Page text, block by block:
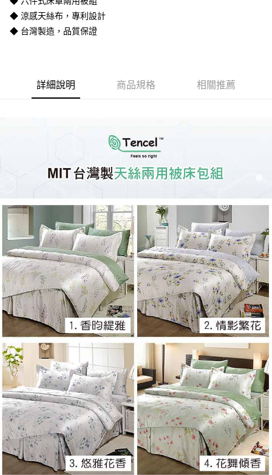
AFTEE先享後付
相關說明
１．簡單：不需註冊會員、不需綁卡、不需儲值。
２．便利：只要手機號碼，簡訊認證，即可結帳。
３．安心：先確認商品／服務後，再付款。
１．於結帳方式選擇「AFTEE先享後付」後，將跳轉至「AFTEE先享後付」
結帳頁面，進行簡訊認證並確認金額後，即可完成結帳。
２．訂單成立數日內，您將收到繳費通知簡訊。
３．收到繳費通知簡訊後14天內，點擊此簡訊中的連結，可透過四大超商／
ATM／網路銀行／等多元方式進行付款，方視為交易完成。
購買商品的店家。未經商家同意取消之訂單仍視為有效，需透過AFTEE先享
後付繳納相關費用。
※ 交易是否成功請以「AFTEE先享後付 」之結帳頁面顯示為準，若有關於
是否繳費成功／繳費後需取消欲退款等相關疑問，請聯繫「AFTEE先享後付
客戶支援中心」 https://netprotections.freshdesk.com/support/home
【注意事項】
１．透過由恩沛科技股份有限公司提供之「AFTEE先享後付」服務完成之交
易，需依本服務之必要範圍內提供個人資料，並將交易相關給付款項請求債
權轉讓予恩沛科技股份有限公司。
２．關於個人資料處理事宜，請瀏覽以下網址：
https://aftee.tw/terms/#terms3
３．未成年的使用者請事先徵得法定代理人或監護人之同意方可使用
「AFTEE先享後付」，若未經同意申辦者引起之損失，本公司不負相關責
任。
４．使用「AFTEE先享後付」時，將依據個別帳號之用戶狀況，依本公司即
時審查核予不同之上限額度；若仍有額度不足之情形，本公司將視審查結果
請求用戶進行身份認證。
５．嚴禁一人註冊多個帳號或使用他人資訊註冊。若發現惡意使用之情形，
恩沛科技股份有限公司將有權停止該用戶之使用額度並採取法律行動。
運送方式
◆ 涼感天絲布，專利設計
◆ 台灣製造，品質保證
詳細說明 商品規格 相關推薦